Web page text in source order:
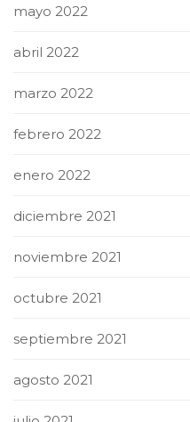
mayo 2022
abril 2022
marzo 2022
febrero 2022
enero 2022
diciembre 2021
noviembre 2021
octubre 2021
septiembre 2021
agosto 2021